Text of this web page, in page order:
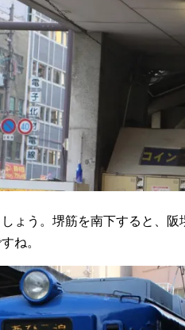
ょう。堺筋を南下すると、
ね。